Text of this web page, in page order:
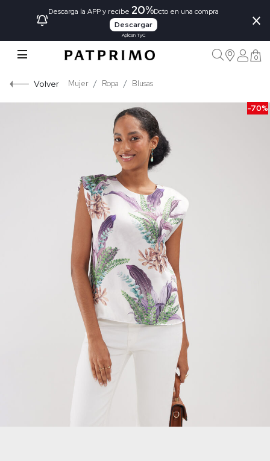
Descarga la APP y recibe 20%Dcto en una compra
Descargar
Aplican TyC
×
0
Volver Mujer Ropa Blusas
-70%